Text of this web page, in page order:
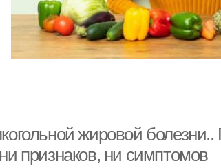
жировой
признаков, ни симптомов